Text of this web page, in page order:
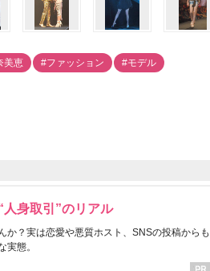
美恵 #ファッション #モデル
人身取引”のリアル
か？実は恋愛や悪質ホスト、SNSの投稿からも
実態。